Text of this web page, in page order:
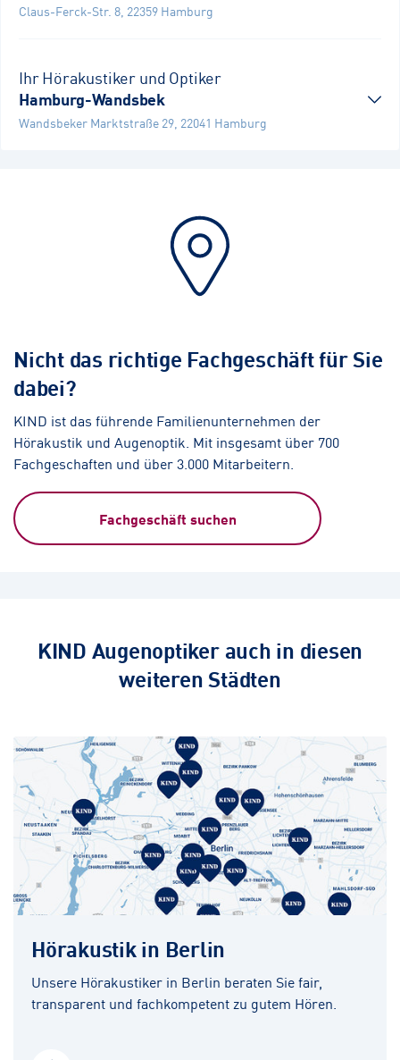
Claus-Ferck-Str. 8, 22359 Hamburg
Ihr Hörakustiker und Optiker
Hamburg-Wandsbek
Wandsbeker Marktstraße 29, 22041 Hamburg
Nicht das richtige Fachgeschäft für Sie
dabei?
KIND ist das führende Familienunternehmen der
Hörakustik und Augenoptik. Mit insgesamt über 700
Fachgeschaften und über 3.000 Mitarbeitern.
Fachgeschäft suchen
KIND Augenoptiker auch in diesen
weiteren Städten
Hörakustik in Berlin
Unsere Hörakustiker in Berlin beraten Sie fair,
transparent und fachkompetent zu gutem Hören.